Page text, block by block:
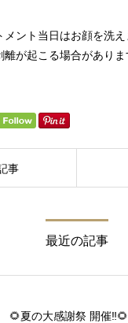
ント当日はお顔を洗え
が起こる場合がありま
事
最近の記事
🌻夏の大感謝祭 開催‼︎🌻